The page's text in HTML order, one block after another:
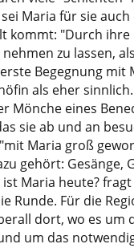
Maria für sie
kommt: "Durch ihre
zu lassen,
Begegnung mit
als eher
Mönche eines
sie ab und an
Maria groß
gehört: Gesänge,
ist Maria heute?
Runde. Für die
dort, wo es um
um das